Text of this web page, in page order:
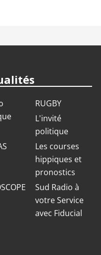
RUGBY
L'invité
politique
Les courses
hippiques et
pronostics
Sud Radio à
votre Service
avec Fiducial